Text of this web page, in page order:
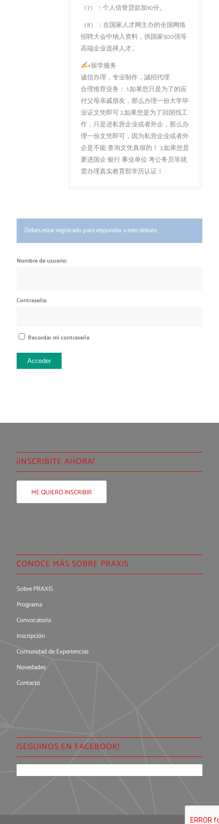
（7）：个人信誉贷款加10分。
（8）：在国家人才网主办的全国网络
招聘大会中纳入资料，供国家500强等
高端企业选择人才。
+留学服务
诚信办理，专业制作，誠招代理
合理推荐业务： 1.如果您只是为了的应
付父母亲戚朋友，那么办理一份大学毕
业证文凭即可 2.如果您是为了回国找工
作，只是进私营企业或者外企，那么办
理一份文凭即可，因为私营企业或者外
企是不能 查询文凭真假的！ 3.如果您是
要进国企 银行 事业单位 考公务员等就
需办理真实教育部学历认证！
Debes estar registrado para responder a este debate.
Nombre de usuario:
Contraseña:
Recordar mi contraseña
Acceder
¡INSCRIBITE AHORA!
ME QUIERO INSCRIBIR
CONOCÉ MÁS SOBRE PRAXIS
Sobre PRAXIS
Programa
Convocatoria
Inscripción
Comunidad de Experiencias
Novedades
Contacto
¡SEGUINOS EN FACEBOOK!